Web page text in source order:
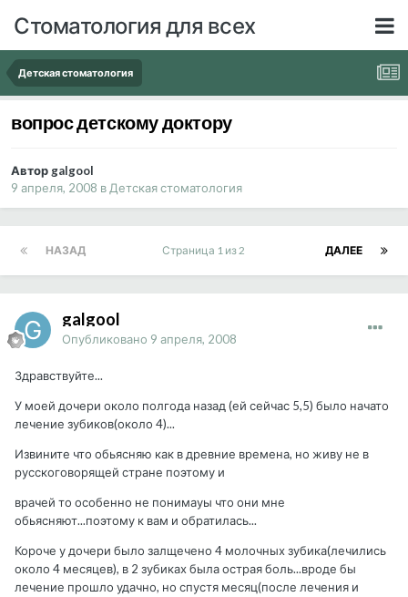
Стоматология для всех
Детская стоматология
вопрос детскому доктору
Автор galgool
9 апреля, 2008 вДетская стоматология
НАЗАД ДАЛЕЕ
Страница 1 из 2
galgool
Опубликовано 9 апреля, 2008
Здравствуйте...
У моей дочери около полгода назад (ей сейчас 5,5) было начато
лечение зубиков(около 4)...
Извините что обьясняю как в древние времена, но живу не в
русскоговорящей стране поэтому и
врачей то особенно не понимауы что они мне
обьясняют...поэтому к вам и обратилась...
Короче у дочери было залщечено 4 молочных зубика(лечились
около 4 месяцев), в 2 зубиках была острая боль...вроде бы
лечение прошло удачно, но спустя месяц(после лечения и